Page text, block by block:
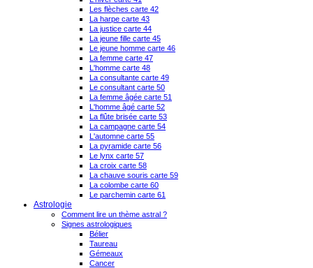
Les flèches carte 42
La harpe carte 43
La justice carte 44
La jeune fille carte 45
Le jeune homme carte 46
La femme carte 47
L'homme carte 48
La consultante carte 49
Le consultant carte 50
La femme âgée carte 51
L'homme âgé carte 52
La flûte brisée carte 53
La campagne carte 54
L'automne carte 55
La pyramide carte 56
Le lynx carte 57
La croix carte 58
La chauve souris carte 59
La colombe carte 60
Le parchemin carte 61
Astrologie
Comment lire un thème astral ?
Signes astrologiques
Bélier
Taureau
Gémeaux
Cancer